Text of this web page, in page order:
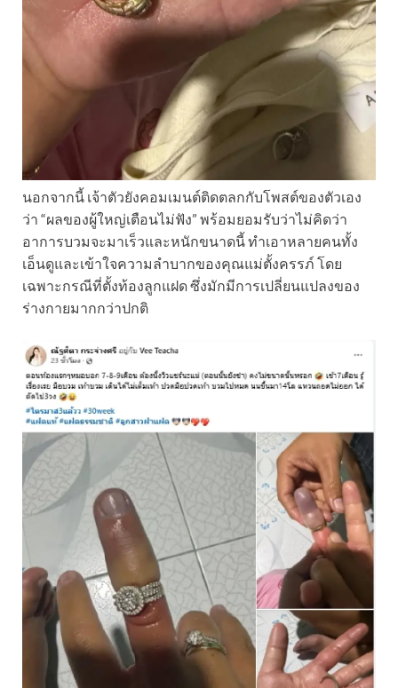
นอกจากนี้ เจ้าตัวยังคอมเมนต์ติดตลกกับโพสต์ของตัวเอง
ว่า “ผลของผู้ใหญ่เตือนไม่ฟัง” พร้อมยอมรับว่าไม่คิดว่า
อาการบวมจะมาเร็วและหนักขนาดนี้ ทำเอาหลายคนทั้ง
เอ็นดูและเข้าใจความลำบากของคุณแม่ตั้งครรภ์ โดย
เฉพาะกรณีที่ตั้งท้องลูกแฝด ซึ่งมักมีการเปลี่ยนแปลงของ
ร่างกายมากกว่าปกติ